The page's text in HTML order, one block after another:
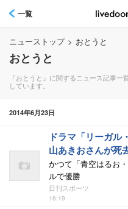
一覧
ニューストップ > おとうと
おとうと
『おとうと』に関するニュース記事
しています。
2014年6月23日
ドラマ「リーガル
山あきおさんが死
かつて「青空はるお
ルで優勝
日刊スポーツ
16:19